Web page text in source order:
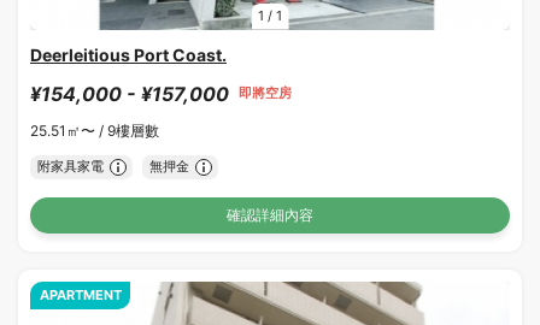
1 / 1
Deerleitious Port Coast.
¥154,000 - ¥157,000 即將空房
25.51㎡〜 / 9樓層數
附家具家電 無押金
確認詳細內容
APARTMENT